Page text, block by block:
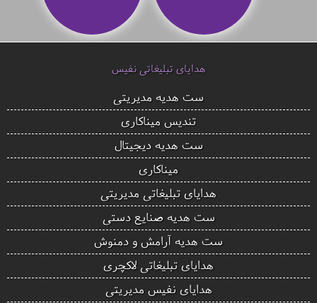
هدایای تبلیغاتی نفیس
ست هدیه مدیریتی
تندیس میناکاری
ست هدیه دیجیتال
میناکاری
هدایای تبلیغاتی مدیریتی
ست هدیه صنایع دستی
ست هدیه آرامش و دمنوش
هدایای تبلیغاتی لاکچری
هدایای نفیس مدیریتی